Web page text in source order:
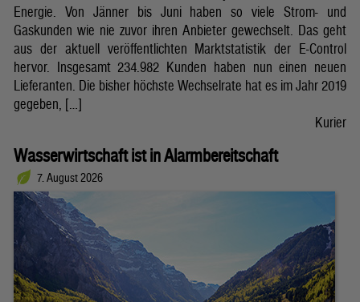
Energie. Von Jänner bis Juni haben so viele Strom- und
Gaskunden wie nie zuvor ihren Anbieter gewechselt. Das geht
aus der aktuell veröffentlichten Marktstatistik der E-Control
hervor. Insgesamt 234.982 Kunden haben nun einen neuen
Lieferanten. Die bisher höchste Wechselrate hat es im Jahr 2019
gegeben, […]
Kurier
Wasserwirtschaft ist in Alarmbereitschaft
7. August 2026